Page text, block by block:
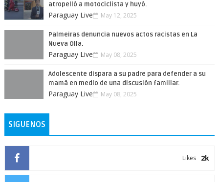
atropelló a motociclista y huyó.
Paraguay Live May 12, 2025
Palmeiras denuncia nuevos actos racistas en La
Nueva Olla.
Paraguay Live May 08, 2025
Adolescente dispara a su padre para defender a su
mamá en medio de una discusión familiar.
Paraguay Live May 08, 2025
SIGUENOS
2k
Likes